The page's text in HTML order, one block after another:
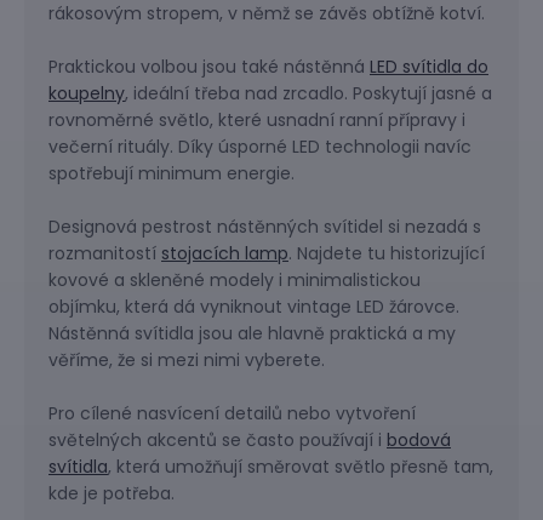
rákosovým stropem, v němž se závěs obtížně kotví.
Praktickou volbou jsou také nástěnná LED svítidla do
koupelny, ideální třeba nad zrcadlo. Poskytují jasné a
rovnoměrné světlo, které usnadní ranní přípravy i
večerní rituály. Díky úsporné LED technologii navíc
spotřebují minimum energie.
Designová pestrost nástěnných svítidel si nezadá s
rozmanitostí stojacích lamp. Najdete tu historizující
kovové a skleněné modely i minimalistickou
objímku, která dá vyniknout vintage LED žárovce.
Nástěnná svítidla jsou ale hlavně praktická a my
věříme, že si mezi nimi vyberete.
Pro cílené nasvícení detailů nebo vytvoření
světelných akcentů se často používají i bodová
svítidla, která umožňují směrovat světlo přesně tam,
kde je potřeba.